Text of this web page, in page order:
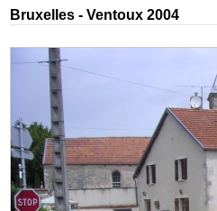
Bruxelles - Ventoux 2004